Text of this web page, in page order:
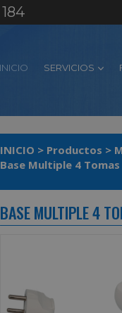
INICIO SERVICIOS
INICIO > Productos >
Base
BASE MULTIPLE 4